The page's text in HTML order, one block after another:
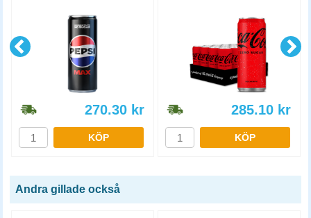
270.30 kr
KÖP
285.10 kr
KÖP
Andra gillade också